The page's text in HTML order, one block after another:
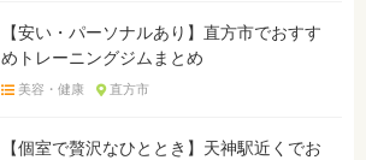
【安い・パーソナルあり】直方市でおすす
めトレーニングジムまとめ
美容・健康 直方市
【個室で贅沢なひととき】天神駅近くでお